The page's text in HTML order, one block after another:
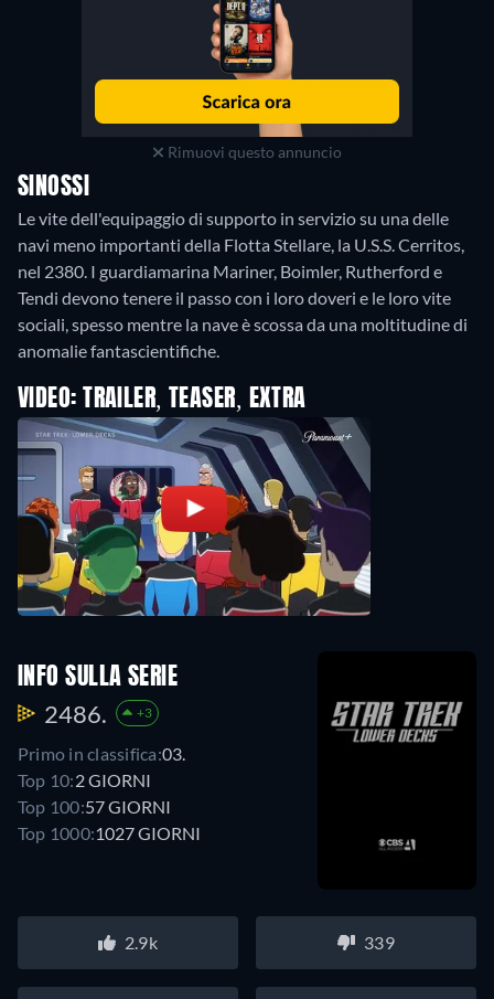
Rimuovi questo annuncio
SINOSSI
Le vite dell'equipaggio di supporto in servizio su una delle
navi meno importanti della Flotta Stellare, la U.S.S. Cerritos,
nel 2380. I guardiamarina Mariner, Boimler, Rutherford e
Tendi devono tenere il passo con i loro doveri e le loro vite
sociali, spesso mentre la nave è scossa da una moltitudine di
anomalie fantascientifiche.
VIDEO: TRAILER, TEASER, EXTRA
INFO SULLA SERIE
2486. +3
Primo in classifica:03.
Top 10:2 GIORNI
Top 100:57 GIORNI
Top 1000:1027 GIORNI
2.9k 339